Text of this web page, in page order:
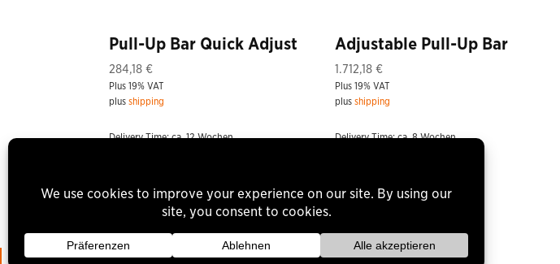
Pull-Up Bar Quick Adjust
284,18€
Plus 19% VAT
plusshipping
Delivery Time: ca. 12 Wochen
Adjustable Pull-Up Bar
1.712,18€
Plus 19% VAT
plusshipping
Delivery Time: ca. 8 Wochen